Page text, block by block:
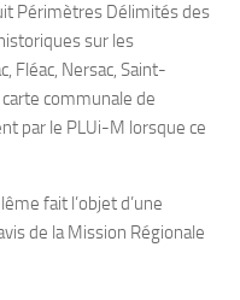
Périmètres Délimités des
sur les
Fléac, Nersac, Saint-
communale de
par le PLUi-M lorsque ce
fait l’objet d’une
de la Mission Régionale